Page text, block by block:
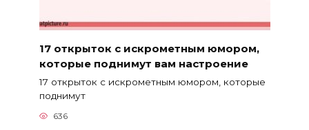
17 открыток с искрометным юмором,
которые поднимут вам настроение
17 открыток с искрометным юмором, которые
поднимут
636